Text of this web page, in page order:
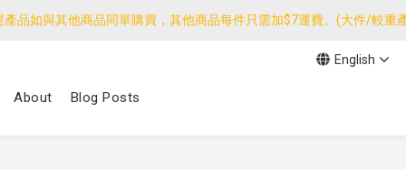
產品如與其他商品同單購買，其他商品每件只需加$7運費。(大件/較重
產品如與其他商品同單購買，其他商品每件只需加$7運費。(大件/較重
們團隊由30/7~12/8外訪搜羅新產品，期間網店訂單處理及客服服務暫
產品如與其他商品同單購買，其他商品每件只需加$7運費。(大件/較重
English
About Blog Posts